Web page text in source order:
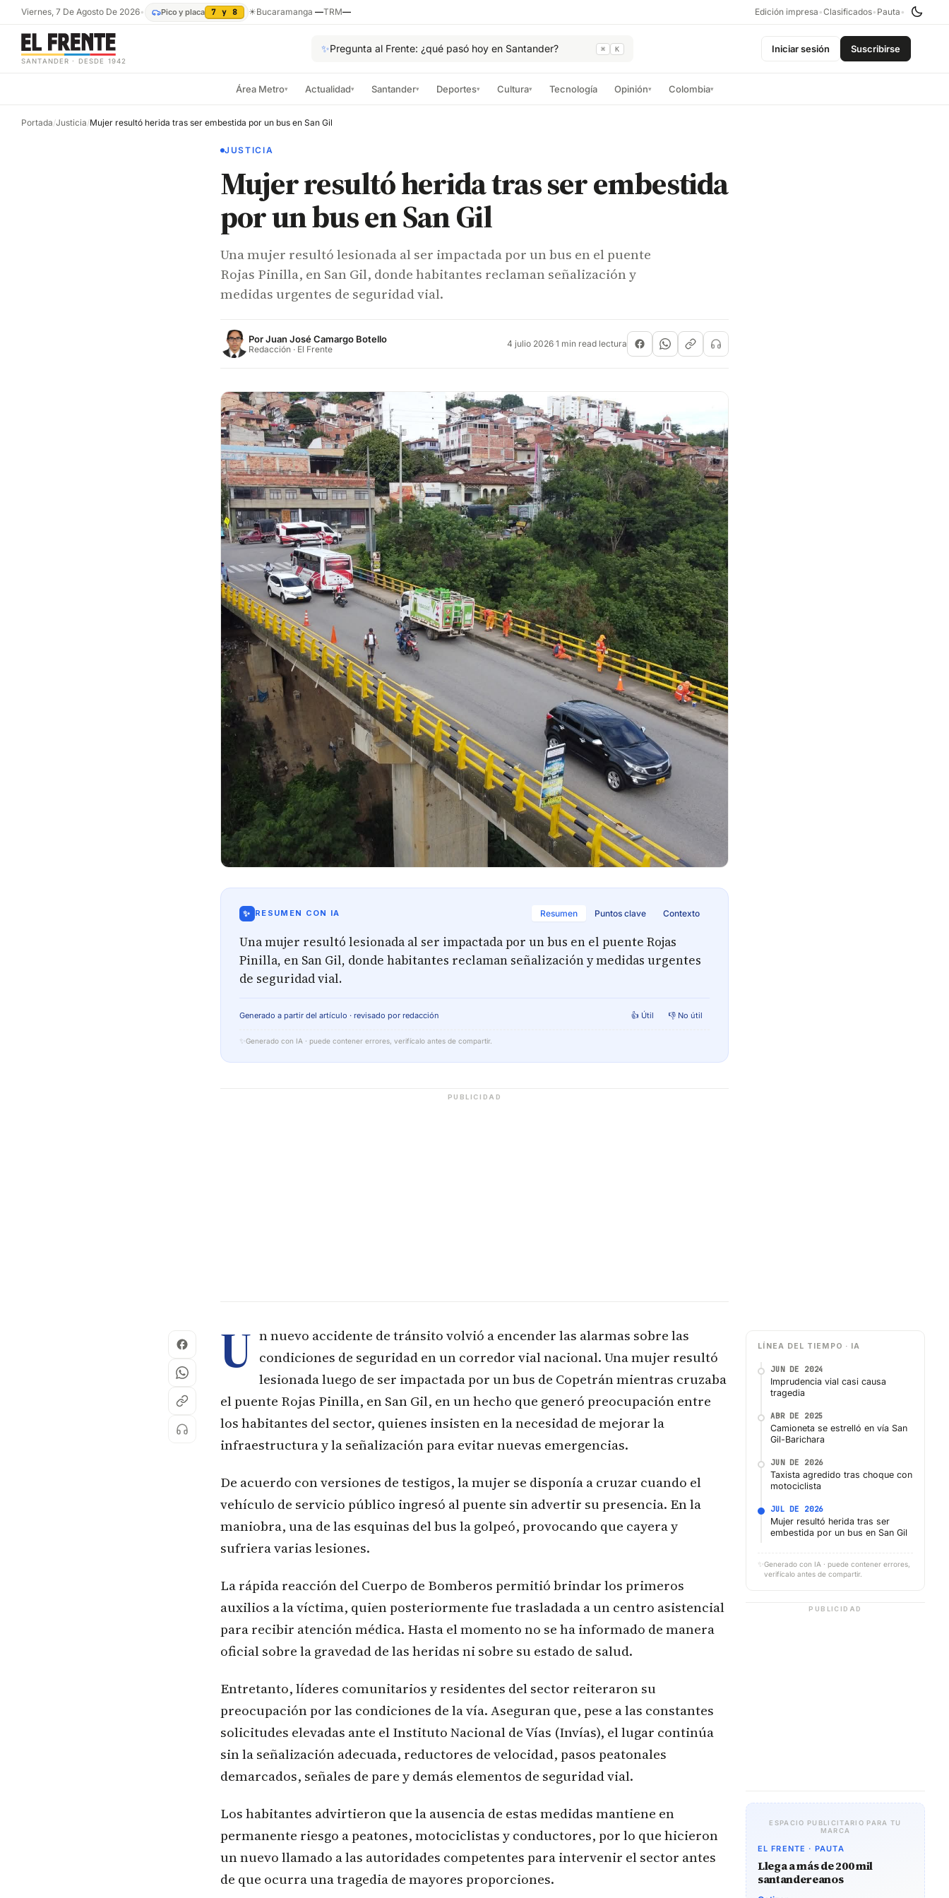
Viernes, 7 De Agosto De 2026• Pico y placa 7 y 8 ☀Bucaramanga —TRM— Edición impresa •Clasificados• Pauta •
SANTANDER · DESDE 1942
✨Pregunta al Frente: ¿qué pasó hoy en Santander? ⌘ K Iniciar sesión Suscribirse
Área Metro▾ Actualidad▾ Santander▾ Deportes▾ Cultura▾ Tecnología Opinión▾ Colombia▾
Portada/Justicia/Mujer resultó herida tras ser embestida por un bus en San Gil
JUSTICIA
Mujer resultó herida tras ser embestida
por un bus en San Gil
Una mujer resultó lesionada al ser impactada por un bus en el puente
Rojas Pinilla, en San Gil, donde habitantes reclaman señalización y
medidas urgentes de seguridad vial.
PorJuan José Camargo Botello
Redacción · El Frente 4 julio 2026·1 min read lectura
✨ RESUMEN CON IA Resumen Puntos clave Contexto
Una mujer resultó lesionada al ser impactada por un bus en el puente Rojas
Pinilla, en San Gil, donde habitantes reclaman señalización y medidas urgentes
de seguridad vial.
Generado a partir del artículo · revisado por redacción 👍 Útil 👎 No útil
✨ Generado con IA · puede contener errores, verifícalo antes de compartir.
PUBLICIDAD
U n nuevo accidente de tránsito volvió a encender las alarmas sobre las
condiciones de seguridad en un corredor vial nacional. Una mujer resultó
lesionada luego de ser impactada por un bus de Copetrán mientras cruzaba
el puente Rojas Pinilla, en San Gil, en un hecho que generó preocupación entre
los habitantes del sector, quienes insisten en la necesidad de mejorar la
infraestructura y la señalización para evitar nuevas emergencias.
De acuerdo con versiones de testigos, la mujer se disponía a cruzar cuando el
vehículo de servicio público ingresó al puente sin advertir su presencia. En la
maniobra, una de las esquinas del bus la golpeó, provocando que cayera y
sufriera varias lesiones.
La rápida reacción del Cuerpo de Bomberos permitió brindar los primeros
auxilios a la víctima, quien posteriormente fue trasladada a un centro asistencial
para recibir atención médica. Hasta el momento no se ha informado de manera
oficial sobre la gravedad de las heridas ni sobre su estado de salud.
Entretanto, líderes comunitarios y residentes del sector reiteraron su
preocupación por las condiciones de la vía. Aseguran que, pese a las constantes
solicitudes elevadas ante el Instituto Nacional de Vías (Invías), el lugar continúa
sin la señalización adecuada, reductores de velocidad, pasos peatonales
demarcados, señales de pare y demás elementos de seguridad vial.
Los habitantes advirtieron que la ausencia de estas medidas mantiene en
permanente riesgo a peatones, motociclistas y conductores, por lo que hicieron
un nuevo llamado a las autoridades competentes para intervenir el sector antes
de que ocurra una tragedia de mayores proporciones.
LÍNEA DEL TIEMPO · IA
JUN DE 2024
Imprudencia vial casi causa
tragedia
ABR DE 2025
Camioneta se estrelló en vía San
Gil-Barichara
JUN DE 2026
Taxista agredido tras choque con
motociclista
JUL DE 2026
Mujer resultó herida tras ser
embestida por un bus en San Gil
✨ Generado con IA · puede contener errores,
verifícalo antes de compartir.
PUBLICIDAD
ESPACIO PUBLICITARIO PARA TU
MARCA
EL FRENTE · PAUTA
Llega a más de 200 mil
santandereanos